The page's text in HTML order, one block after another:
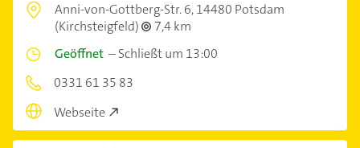
Anni-von-Gottberg-Str. 6,14480 Potsdam
(Kirchsteigfeld)
7,4 km
Geöffnet –Schließt um 13:00
0331 61 35 83
Webseite